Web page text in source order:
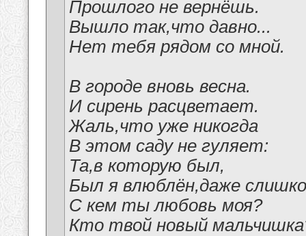
Прошлого не вернёшь.
Вышло так,что давно...
Нет тебя рядом со мной.
В городе вновь весна.
И сирень расцветает.
Жаль,что уже никогда
В этом саду не гуляет:
Та,в которую был,
Был я влюблён,даже
С кем ты любовь моя?
Кто твой новый